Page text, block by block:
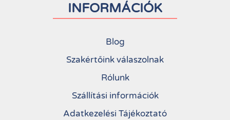
INFORMÁCIÓK
Blog
Szakértőink válaszolnak
Rólunk
Szállítási információk
Adatkezelési Tájékoztató